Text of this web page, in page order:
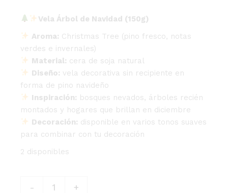
Vela Árbol de Navidad (150g)
Aroma: Christmas Tree (pino fresco, notas
verdes e invernales)
Material: cera de soja natural
Diseño: vela decorativa sin recipiente en
forma de pino navideño
Inspiración: bosques nevados, árboles recién
montados y hogares que brillan en diciembre
Decoración: disponible en varios tonos suaves
para combinar con tu decoración
2 disponibles
- +